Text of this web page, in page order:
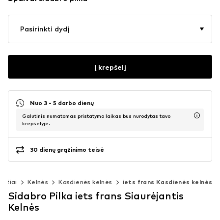
Pasirinkti dydį
Į krepšelį
Nuo 3 - 5 darbo dienų
Galutinis numatomas pristatymo laikas bus nurodytas tavo
krepšelyje.
30 dienų grąžinimo teisė
Kelnės Kasdienės kelnės iets frans Kasdienės kelnės
Sidabro Pilka iets frans Siaurėjantis
Kelnės